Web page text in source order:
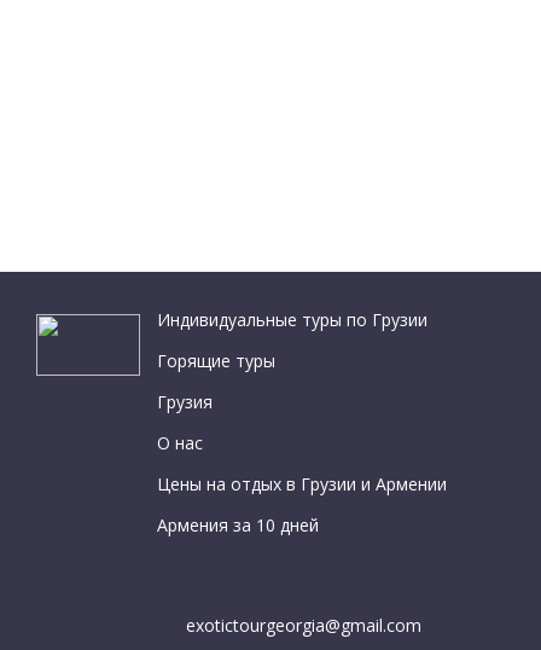
Индивидуальные туры по Грузии
Горящие туры
Грузия
О нас
Цены на отдых в Грузии и Армении
Армения за 10 дней
exotictourgeorgia@gmail.com